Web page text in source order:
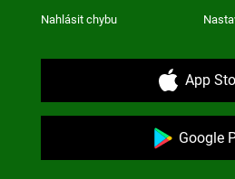
Nahlásit chybu
App
Google